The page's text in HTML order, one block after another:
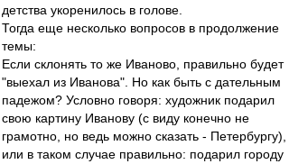
детства укоренилось в голове.
Тогда еще несколько вопросов в продолжение
темы:
Если склонять то же Иваново, правильно будет
"выехал из Иванова". Но как быть с дательным
падежом? Условно говоря: художник подарил
свою картину Иванову (с виду конечно не
грамотно, но ведь можно сказать - Петербургу),
или в таком случае правильно: подарил городу